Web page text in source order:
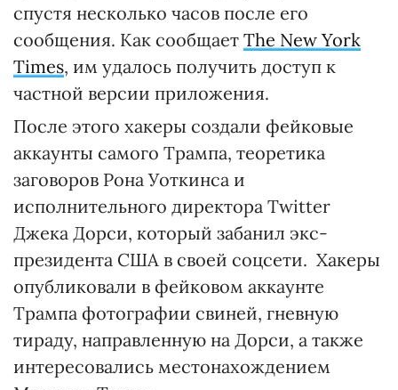
спустя несколько часов после его
сообщения. Как сообщает The New York
Times, им удалось получить доступ к
частной версии приложения.
После этого хакеры создали фейковые
аккаунты самого Трампа, теоретика
заговоров Рона Уоткинса и
исполнительного директора Twitter
Джека Дорси, который забанил экс-
президента США в своей соцсети. Хакеры
опубликовали в фейковом аккаунте
Трампа фотографии свиней, гневную
тираду, направленную на Дорси, а также
интересовались местонахождением